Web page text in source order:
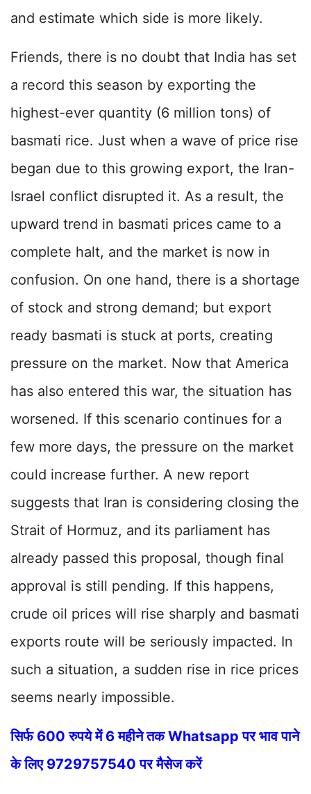
and estimate which side is more likely.
Friends, there is no doubt that India has set
a record this season by exporting the
highest-ever quantity (6 million tons) of
basmati rice. Just when a wave of price rise
began due to this growing export, the Iran-
Israel conflict disrupted it. As a result, the
upward trend in basmati prices came to a
complete halt, and the market is now in
confusion. On one hand, there is a shortage
of stock and strong demand; but export
ready basmati is stuck at ports, creating
pressure on the market. Now that America
has also entered this war, the situation has
worsened. If this scenario continues for a
few more days, the pressure on the market
could increase further. A new report
suggests that Iran is considering closing the
Strait of Hormuz, and its parliament has
already passed this proposal, though final
approval is still pending. If this happens,
crude oil prices will rise sharply and basmati
exports route will be seriously impacted. In
such a situation, a sudden rise in rice prices
seems nearly impossible.
सिर्फ 600 रुपये में 6 महीने तक Whatsapp पर भाव पाने
के लिए 9729757540 पर मैसेज करें